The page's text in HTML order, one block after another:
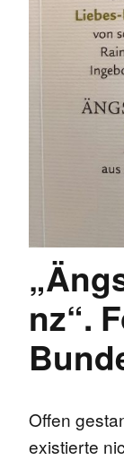
nz“.
Offen
existierte